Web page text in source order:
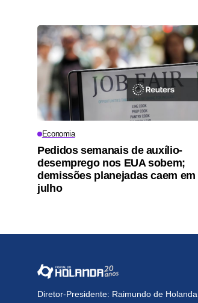
Economia
Pedidos semanais de auxílio-
desemprego nos EUA sobem;
demissões planejadas caem em
julho
Diretor-Presidente: Raimundo de Holanda